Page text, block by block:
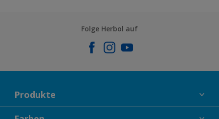
Folge Herbol auf
Produkte
FASSADENFARBEN